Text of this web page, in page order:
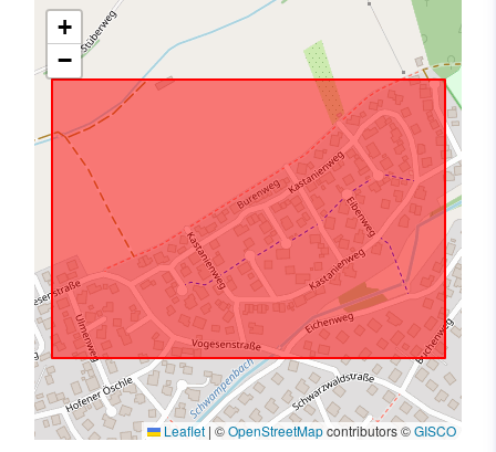
+
−
Leaflet | ©OpenStreetMapcontributors ©GISCO